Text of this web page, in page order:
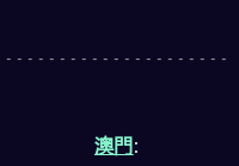
- - - - - - - - - - - - - - - - - - - - -
澳門: